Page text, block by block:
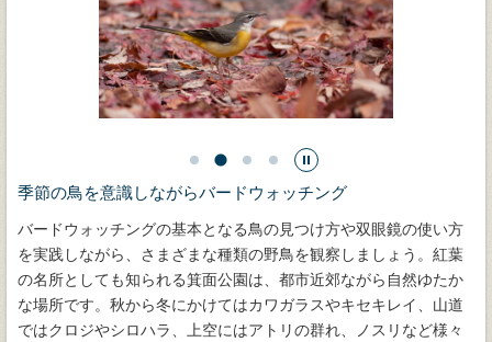
季節の鳥を意識しながらバードウォッチング
バードウォッチングの基本となる鳥の見つけ方や双眼鏡の使い方
を実践しながら、さまざまな種類の野鳥を観察しましょう。紅葉
の名所としても知られる箕面公園は、都市近郊ながら自然ゆたか
な場所です。秋から冬にかけてはカワガラスやキセキレイ、山道
ではクロジやシロハラ、上空にはアトリの群れ、ノスリなど様々